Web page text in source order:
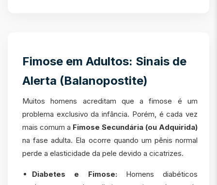
Fimose em Adultos: Sinais de
Alerta (Balanopostite)
Muitos homens acreditam que a fimose é um
problema exclusivo da infância. Porém, é cada vez
mais comum a Fimose Secundária (ou Adquirida)
na fase adulta. Ela ocorre quando um pênis normal
perde a elasticidade da pele devido a cicatrizes.
Diabetes e Fimose:Homens diabéticos